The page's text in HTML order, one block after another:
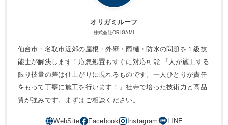
オリガミルーフ
株式会社ORIGAMI
仙台市・名取市近郊の屋根・外壁・雨樋・防水の問題を１級技
能士が解決します！応急処置もすぐに対応可能 『人が施工する
限り技量の差は仕上がりに現れるものです。一人ひとりが責任
をもって丁寧に施工を行います！』社寺で培った技術力と高品
質が強みです。まずはご相談ください。